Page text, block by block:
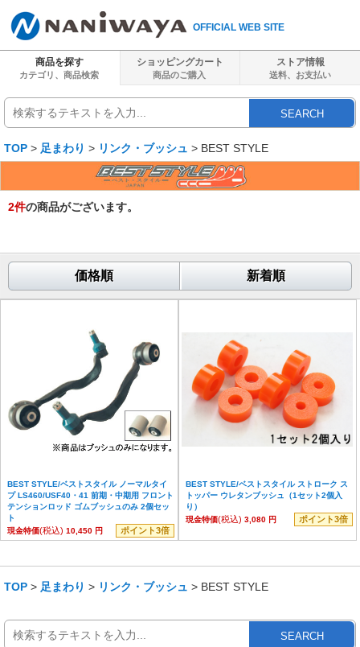
OFFICIAL WEB SITE
商品を探す
カテゴリ、商品検索
ショッピングカート
商品のご購入
ストア情報
送料、 お支払い
SEARCH
TOP > 足まわり > リンク・ブッシュ > BEST STYLE
2件の商品がございます。
価格順 新着順
BEST STYLE/ベストスタイル ノーマルタイ
プ LS460/USF40・41 前期・中期用 フロント
テンションロッド ゴムブッシュのみ 2個セッ
ト
現金特価(税込) 10,450 円 ポイント3倍
BEST STYLE/ベストスタイル ストローク ス
トッパー ウレタンブッシュ（1セット2個入
り）
現金特価(税込) 3,080 円 ポイント3倍
TOP > 足まわり > リンク・ブッシュ > BEST STYLE
SEARCH